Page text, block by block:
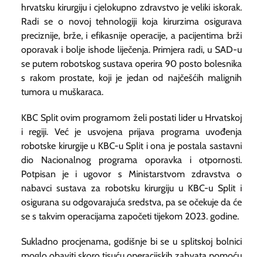
hrvatsku kirurgiju i cjelokupno zdravstvo je veliki iskorak.
Radi se o novoj tehnologiji koja kirurzima osigurava
preciznije, brže, i efikasnije operacije, a pacijentima brži
oporavak i bolje ishode liječenja. Primjera radi, u SAD-u
se putem robotskog sustava operira 90 posto bolesnika
s rakom prostate, koji je jedan od najčešćih malignih
tumora u muškaraca.
KBC Split ovim programom želi postati lider u Hrvatskoj
i regiji. Već je usvojena prijava programa uvođenja
robotske kirurgije u KBC-u Split i ona je postala sastavni
dio Nacionalnog programa oporavka i otpornosti.
Potpisan je i ugovor s Ministarstvom zdravstva o
nabavci sustava za robotsku kirurgiju u KBC-u Split i
osigurana su odgovarajuća sredstva, pa se očekuje da će
se s takvim operacijama započeti tijekom 2023. godine.
Sukladno procjenama, godišnje bi se u splitskoj bolnici